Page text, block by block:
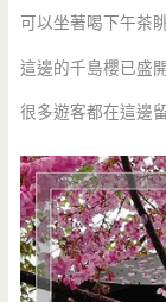
可以坐著喝下午茶
這邊的千島櫻已盛
很多遊客都在這邊